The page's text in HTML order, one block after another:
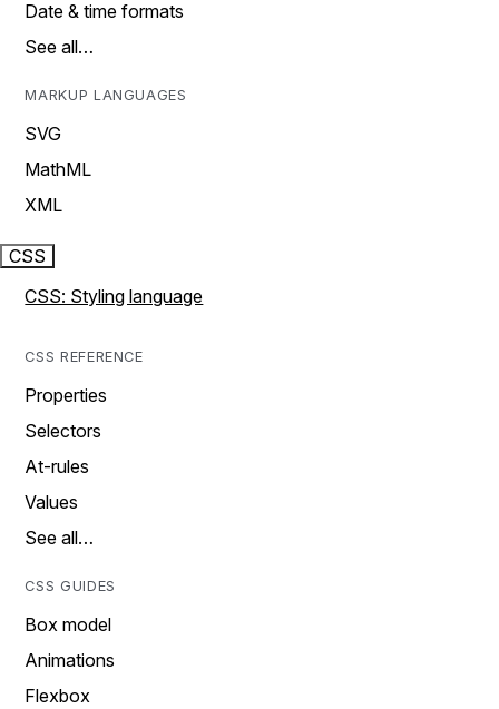
Date & time formats
See all…
MARKUP LANGUAGES
SVG
MathML
XML
CSS
CSS: Styling language
CSS REFERENCE
Properties
Selectors
At-rules
Values
See all…
CSS GUIDES
Box model
Animations
Flexbox